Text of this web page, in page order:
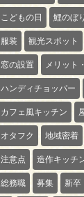
こどもの日 鯉のぼり
服装 観光スポット
窓の設置 メリット
ハンディチョッパー
カフェ風キッチン
オタフク 地域密着
注意点 造作キッチ
総務職 募集 新卒